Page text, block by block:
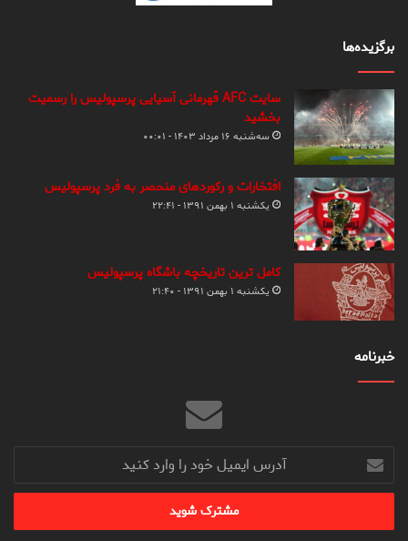
برگزیده‌ها
سایت AFC قهرمانی آسیایی پرسپولیس را رسمیت
بخشید
سه‌شنبه ۱۶ مرداد ۱۴۰۳ - ۰۰:۰۱
افتخارات و رکوردهای منحصر به فرد پرسپولیس
یکشنبه ۱ بهمن ۱۳۹۱ - ۲۲:۴۱
کامل ترین تاریخچه باشگاه پرسپولیس
یکشنبه ۱ بهمن ۱۳۹۱ - ۲۱:۴۰
خبرنامه
آدرس
ایمیل
خود
وارد